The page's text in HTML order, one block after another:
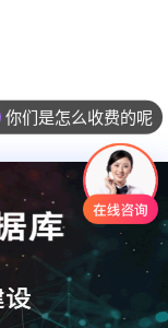
你们是怎么收费的呢